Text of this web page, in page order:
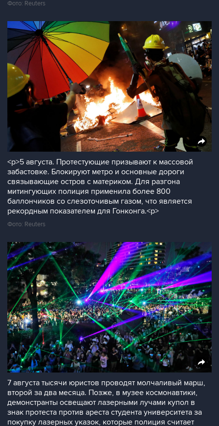
Фото: Reuters
<p>5 августа. Протестующие призывают к массовой
забастовке. Блокируют метро и основные дороги
связывающие остров с материком. Для разгона
митингующих полиция применила более 800
баллончиков со слезоточивым газом, что является
рекордным показателем для Гонконга.<p>
Фото: Reuters
7 августа тысячи юристов проводят молчаливый марш,
второй за два месяца. Позже, в музее космонавтики,
демонстранты освещают лазерными лучами купол в
знак протеста против ареста студента университета за
покупку лазерных указок, которые полиция считает